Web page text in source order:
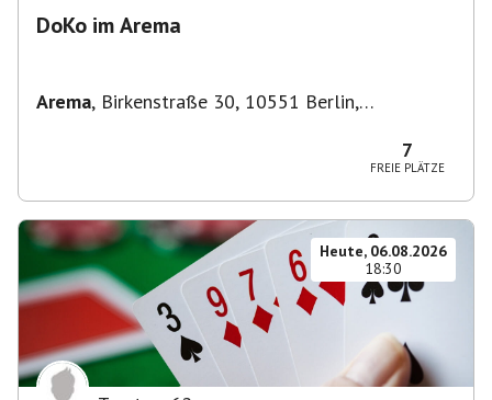
DoKo im Arema
Arema, Birkenstraße 30, 10551 Berlin,
7
FREIE PLÄTZE
Heute, 06.08.2026
18:30